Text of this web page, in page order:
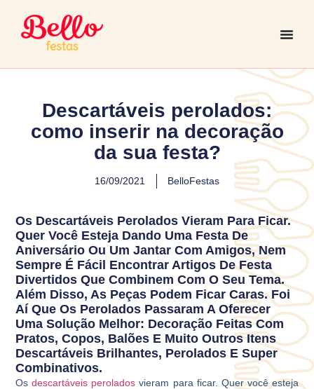
Descartáveis perolados:
como inserir na decoração
da sua festa?
16/09/2021 BelloFestas
Os Descartáveis Perolados Vieram Para Ficar.
Quer Você Esteja Dando Uma Festa De
Aniversário Ou Um Jantar Com Amigos, Nem
Sempre É Fácil Encontrar Artigos De Festa
Divertidos Que Combinem Com O Seu Tema.
Além Disso, As Peças Podem Ficar Caras. Foi
Aí Que Os Perolados Passaram A Oferecer
Uma Solução Melhor: Decoração Feitas Com
Pratos, Copos, Balões E Muito Outros Itens
Descartáveis Brilhantes, Perolados E Super
Combinativos.
Osdescartáveis peroladosvieram para ficar. Quer você esteja